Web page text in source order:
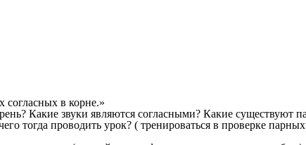
в корне.»
Какие звуки являются согласными? Какие существуют
тогда проводить урок? ( тренироваться в проверке